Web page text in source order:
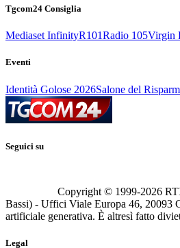
Tgcom24 Consiglia
Mediaset InfinityR101Radio 105Virgin
Eventi
Identità Golose 2026Salone del
Seguici su
Copyright © 1999-2026
Bassi) - Uffici Viale Europa 46, 20093
artificiale generativa. È altresì fatto
Legal